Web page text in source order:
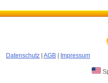
Datenschutz AGB Impressum